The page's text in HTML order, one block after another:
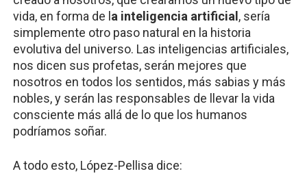
vida, en forma de l a inteligencia artificial , sería
simplemente otro paso natural en la historia
evolutiva del universo. Las inteligencias artificiales,
nos dicen sus profetas, serán mejores que
nosotros en todos los sentidos, más sabias y más
nobles, y serán las responsables de llevar la vida
consciente más allá de lo que los humanos
podríamos soñar.
A todo esto, López-Pellisa dice: